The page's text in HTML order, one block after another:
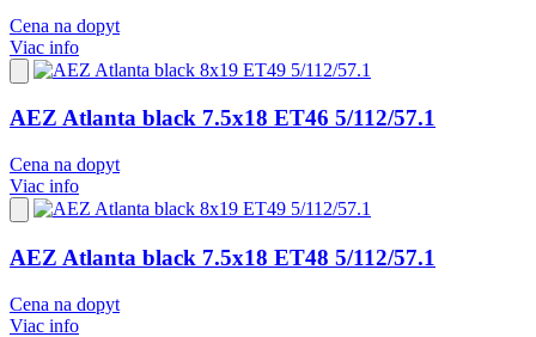
Cena na dopyt
Viac info
Pridať
do
AEZ Atlanta black 7.5x18 ET46 5/112/57.1
Cena na dopyt
Viac info
Pridať
do
AEZ Atlanta black 7.5x18 ET48 5/112/57.1
Cena na dopyt
Viac info